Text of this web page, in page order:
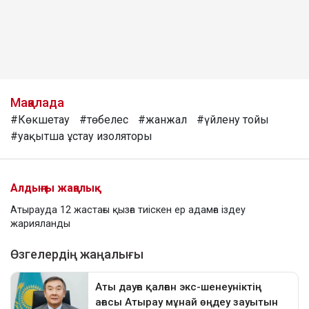
Мақалада
#Көкшетау #төбелес #жанжал
#үйлену тойы
#уақытша ұстау изоляторы
Алдыңғы жаңалық
Атырауда 12 жастағы қызға тиіскен ер адамға іздеу
жарияланды